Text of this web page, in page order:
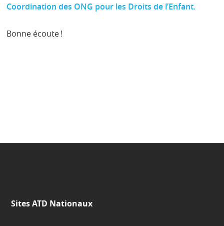
Coordination des ONG pour les Droits de l’Enfant.
Bonne écoute !
Sites ATD Nationaux